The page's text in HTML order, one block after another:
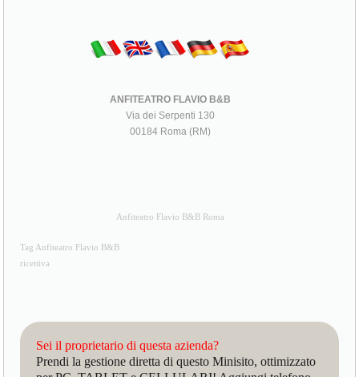
ANFITEATRO FLAVIO B&B
Via dei Serpenti 130
00184 Roma (RM)
Anfiteatro Flavio B&B Roma
Tag Anfiteatro Flavio B&B
ricettiva
Sei il proprietario di questa azienda?
Prendi la gestione diretta di questo Minisito, ottimizzato